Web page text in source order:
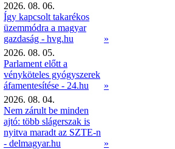
2026. 08. 06.
Így kapcsolt takarékos
üzemmódra a magyar
gazdaság - hvg.hu
»
2026. 08. 05.
Parlament előtt a
vényköteles gyógyszerek
áfamentesítése - 24.hu
»
2026. 08. 04.
Nem zárult be minden
ajtó: több slágerszak is
nyitva maradt az SZTE-n
- delmagyar.hu
»